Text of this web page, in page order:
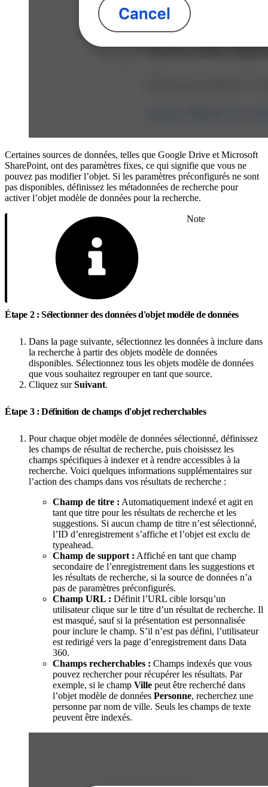
Certaines sources de données, telles que Google Drive et Microsoft
SharePoint, ont des paramètres fixes, ce qui signifie que vous ne
pouvez pas modifier l’objet. Si les paramètres préconfigurés ne sont
pas disponibles, définissez les métadonnées de recherche pour
activer l’objet modèle de données pour la recherche.
Note
Étape 2 : Sélectionner des données d'objet modèle de données
Dans la page suivante, sélectionnez les données à inclure dans
la recherche à partir des objets modèle de données
disponibles. Sélectionnez tous les objets modèle de données
que vous souhaitez regrouper en tant que source.
Cliquez surSuivant.
Étape 3 : Définition de champs d'objet recherchables
Pour chaque objet modèle de données sélectionné, définissez
les champs de résultat de recherche, puis choisissez les
champs spécifiques à indexer et à rendre accessibles à la
recherche. Voici quelques informations supplémentaires sur
l’action des champs dans vos résultats de recherche :
Champ de titre : Automatiquement indexé et agit en
tant que titre pour les résultats de recherche et les
suggestions. Si aucun champ de titre n’est sélectionné,
l’ID d’enregistrement s’affiche et l’objet est exclu de
typeahead.
Champ de support : Affiché en tant que champ
secondaire de l’enregistrement dans les suggestions et
les résultats de recherche, si la source de données n’a
pas de paramètres préconfigurés.
Champ URL : Définit l’URL cible lorsqu’un
utilisateur clique sur le titre d’un résultat de recherche. Il
est masqué, sauf si la présentation est personnalisée
pour inclure le champ. S’il n’est pas défini, l’utilisateur
est redirigé vers la page d’enregistrement dans Data
360.
Champs recherchables : Champs indexés que vous
pouvez rechercher pour récupérer les résultats. Par
exemple, si le champ Ville peut être recherché dans
l’objet modèle de données Personne, recherchez une
personne par nom de ville. Seuls les champs de texte
peuvent être indexés.